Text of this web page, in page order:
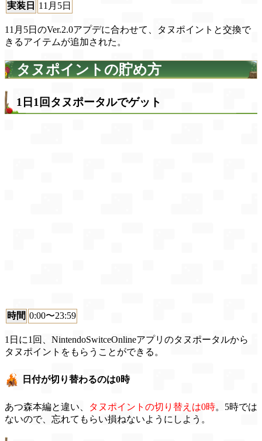
実装日 11月5日
11月5日のVer.2.0アプデに合わせて、タヌポイントと交換で
きるアイテムが追加された。
タヌポイントの貯め方
1日1回タヌポータルでゲット
時間 0:00〜23:59
1日に1回、NintendoSwitceOnlineアプリのタヌポータルから
タヌポイントをもらうことができる。
日付が切り替わるのは0時
あつ森本編と違い、 タヌポイントの切り替えは0時。5時では
ないので、忘れてもらい損ねないようにしよう。